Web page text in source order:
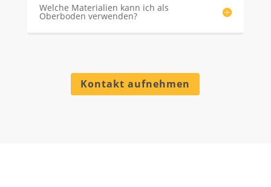
Welche Materialien kann ich als
Oberboden verwenden?
Kontakt aufnehmen